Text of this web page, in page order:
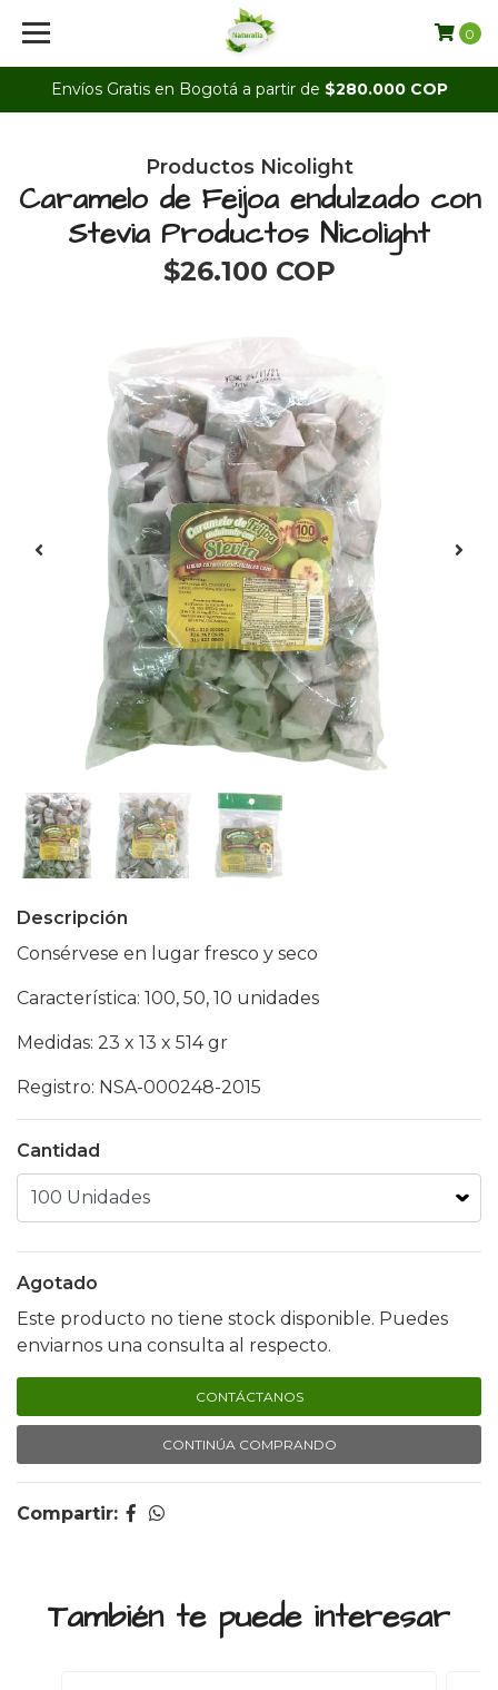
Envíos Gratis en Bogotá a partir de $280.000 COP
0
Productos Nicolight
Caramelo de Feijoa endulzado con
Stevia Productos Nicolight
$26.100 COP
Descripción
Consérvese en lugar fresco y seco
Característica: 100, 50, 10 unidades
Medidas: 23 x 13 x 514 gr
Registro: NSA-000248-2015
Cantidad
Agotado
Este producto no tiene stock disponible. Puedes
enviarnos una consulta al respecto.
CONTÁCTANOS
CONTINÚA COMPRANDO
Compartir:
También te puede interesar